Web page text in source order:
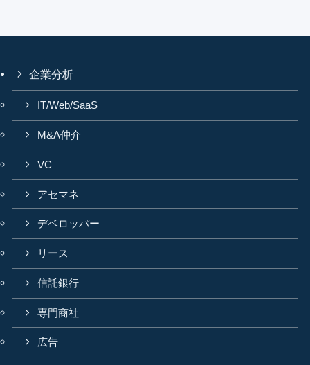
企業分析
IT/Web/SaaS
M&A仲介
VC
アセマネ
デベロッパー
リース
信託銀行
専門商社
広告